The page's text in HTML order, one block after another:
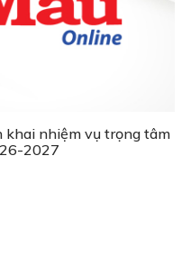
khai nhiệm vụ trọng tâm
2027